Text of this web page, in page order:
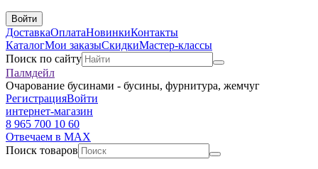
Войти
ДоставкаОплатаНовинкиКонтакты
КаталогМои заказыСкидкиМастер-классы
Поиск по сайту
Палмдейл
Очарование бусинами - бусины, фурнитура, жемчуг
РегистрацияВойти
интернет-магазин
8 965 700 10 60
Отвечаем в MAX
Поиск товаров